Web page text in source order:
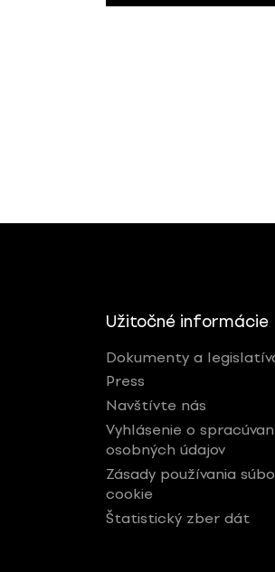
Užitočné informácie
Dokumenty a
Press
Navštívte nás
Vyhlásenie o
osobných údajov
Zásady používania
cookie
Štatistický zber dát